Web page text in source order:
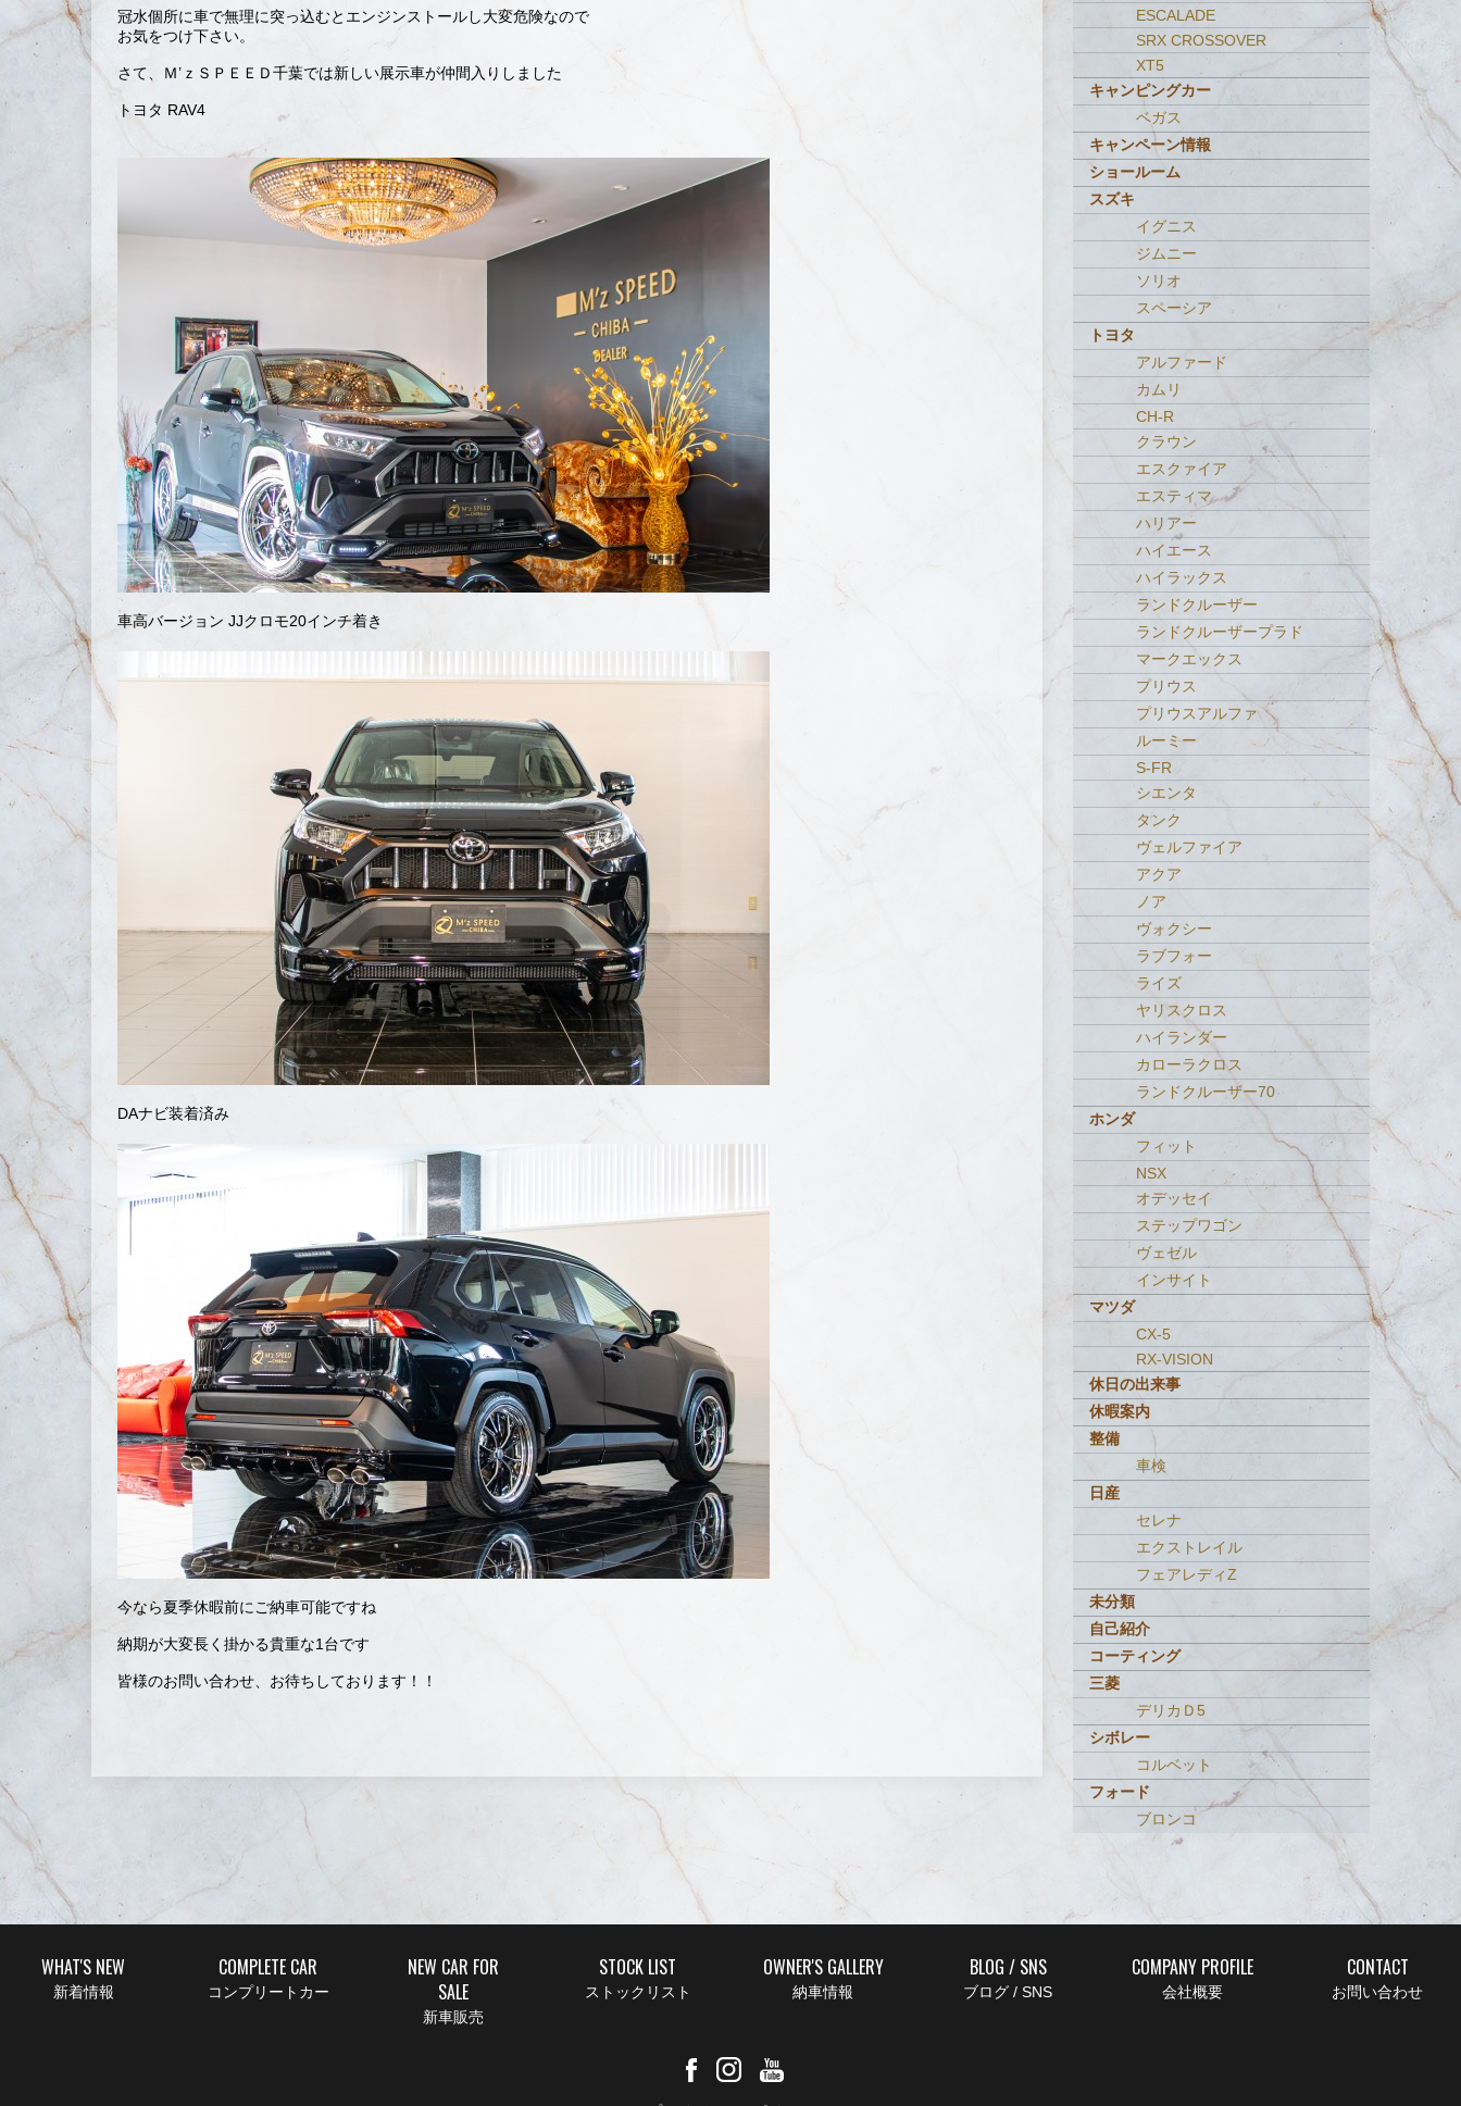
冠水個所に車で無理に突っ込むとエンジンストールし大変危険なので
お気をつけ下さい。
さて、Ｍ’ｚＳＰＥＥＤ千葉では新しい展示車が仲間入りしました
トヨタ RAV4
車高バージョン JJクロモ20インチ着き
DAナビ装着済み
今なら夏季休暇前にご納車可能ですね
納期が大変長く掛かる貴重な1台です
皆様のお問い合わせ、お待ちしております！！
ESCALADE
SRX CROSSOVER
XT5
キャンピングカー
ベガス
キャンペーン情報
ショールーム
スズキ
イグニス
ジムニー
ソリオ
スペーシア
トヨタ
アルファード
カムリ
CH-R
クラウン
エスクァイア
エスティマ
ハリアー
ハイエース
ハイラックス
ランドクルーザー
ランドクルーザープラド
マークエックス
プリウス
プリウスアルファ
ルーミー
S-FR
シエンタ
タンク
ヴェルファイア
アクア
ノア
ヴォクシー
ラブフォー
ライズ
ヤリスクロス
ハイランダー
カローラクロス
ランドクルーザー70
ホンダ
フィット
NSX
オデッセイ
ステップワゴン
ヴェゼル
インサイト
マツダ
CX-5
RX-VISION
休日の出来事
休暇案内
整備
車検
日産
セレナ
エクストレイル
フェアレディZ
未分類
自己紹介
コーティング
三菱
デリカＤ5
シボレー
コルベット
フォード
ブロンコ
WHAT'S NEW
新着情報
COMPLETE CAR
コンプリートカー
NEW CAR FOR
SALE
新車販売
STOCK LIST
ストックリスト
OWNER'S GALLERY
納車情報
BLOG / SNS
ブログ / SNS
COMPANY PROFILE
会社概要
CONTACT
お問い合わせ